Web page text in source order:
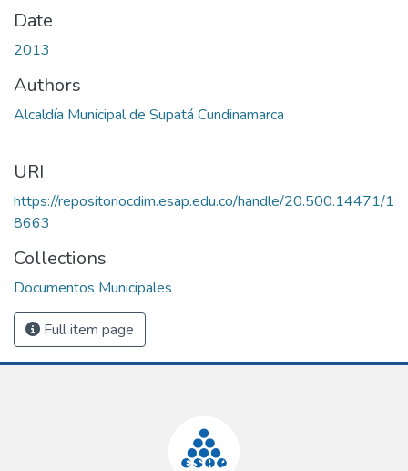
Date
2013
Authors
Alcaldía Municipal de Supatá Cundinamarca
URI
https://repositoriocdim.esap.edu.co/handle/20.500.14471/1
8663
Collections
Documentos Municipales
Full item page